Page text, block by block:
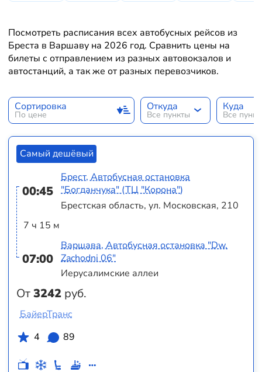
Посмотреть расписания всех автобусных рейсов из
Бреста в Варшаву на 2026 год. Сравнить цены на
билеты с отправлением из разных автовокзалов и
автостанций, а так же от разных перевозчиков.
Сортировка
По цене
Откуда
Все пункты
Куда
Все
Самый дешёвый
00:45
7 ч 15 м
07:00
От3242 руб.
Брест, Автобусная остановка
"Богданчука" (ТЦ "Корона")
Брестская область, ул. Московская, 210
Варшава, Автобусная остановка "Dw.
Zachodni 06"
Иерусалимские аллеи
БайерТранс
4
89